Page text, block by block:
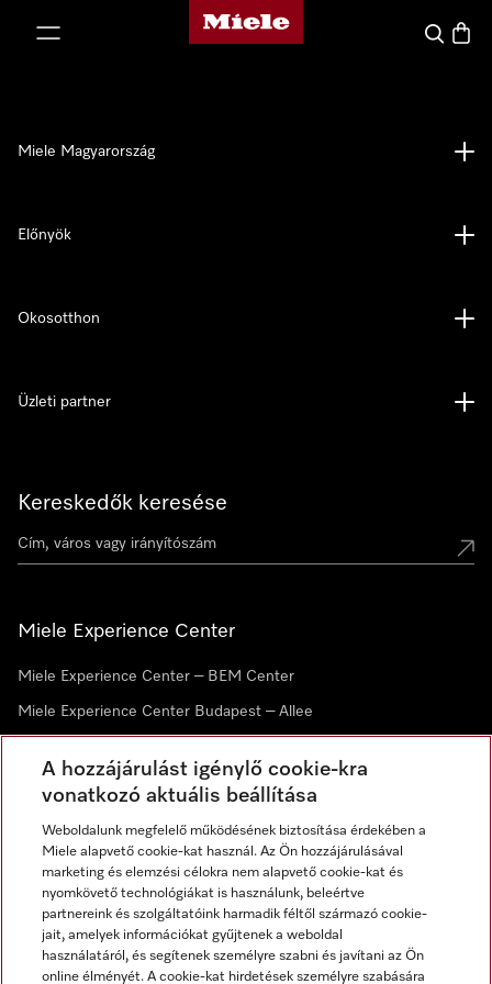
Miele honlapja
Kereses
Kereskedők keresése
Miele Experience Center
Miele Experience Center – BEM Center
Miele Experience Center Budapest – Allee
Hírlevél
Miele Magyarország
Előnyök
Okosotthon
Üzleti partner
A hozzájárulást igénylő cookie-kra
vonatkozó aktuális beállítása
Weboldalunk megfelelő működésének biztosítása érdekében a
Miele alapvető cookie-kat használ. Az Ön hozzájárulásával
marketing és elemzési célokra nem alapvető cookie-kat és
nyomkövető technológiákat is használunk, beleértve
partnereink és szolgáltatóink harmadik féltől származó cookie-
jait, amelyek információkat gyűjtenek a weboldal
használatáról, és segítenek személyre szabni és javítani az Ön
online élményét. A cookie-kat hirdetések személyre szabására